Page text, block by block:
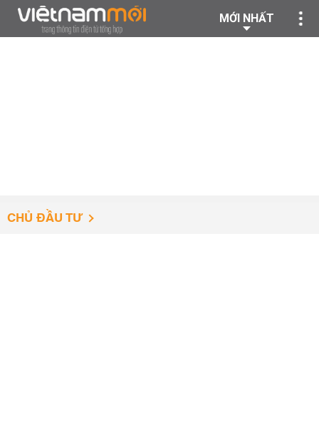
MỚI NHẤT
CHỦ ĐẦU TƯ